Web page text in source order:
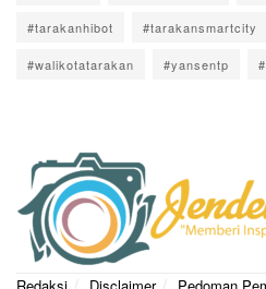
#tarakanhibot #tarakansmartcity
#walikotatarakan #yansentp